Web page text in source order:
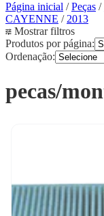
Página inicial /Peças /
CAYENNE / 2013
Mostrar filtros
Produtos por página:
Ordenação:
pecas/